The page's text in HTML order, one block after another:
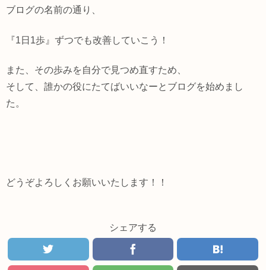
ブログの名前の通り、
『1日1歩』ずつでも改善していこう！
また、その歩みを自分で見つめ直すため、
そして、誰かの役にたてばいいなーとブログを始めまし
た。
どうぞよろしくお願いいたします！！
シェアする